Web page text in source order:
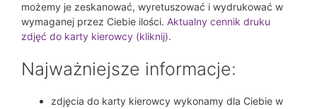
możemy je zeskanować, wyretuszować i wydrukować w
wymaganej przez Ciebie ilości. Aktualny cennik druku
zdjęć do karty kierowcy (kliknij).
Najważniejsze informacje:
zdjęcia do karty kierowcy wykonamy dla Ciebie w